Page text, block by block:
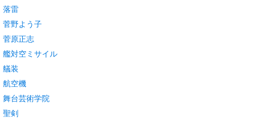
落雷
菅野よう子
菅原正志
艦対空ミサイル
艤装
航空機
舞台芸術学院
聖剣